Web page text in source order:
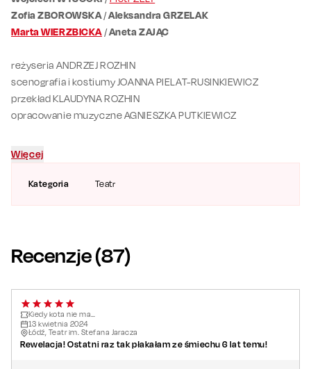
Kategoria Teatr
Zofia ZBOROWSKA/Aleksandra GRZELAK
Marta WIERZBICKA/Aneta ZAJĄC
reżyseria ANDRZEJ ROZHIN
scenografia i kostiumy JOANNA PIELAT-RUSINKIEWICZ
przekład KLAUDYNA ROZHIN
opracowanie muzyczne AGNIESZKA PUTKIEWICZ
Więcej
Recenzje (87)
Kiedy kota nie ma…
13 kwietnia 2024
Łódź, Teatr im. Stefana Jaracza
Rewelacja! Ostatni raz tak płakałam ze śmiechu 6 lat temu!